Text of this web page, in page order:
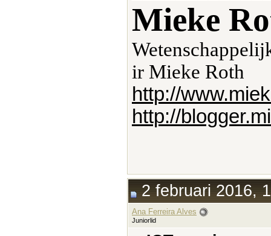
Mieke
ir Mieke Roth
http://
http://
2 februari 2016,
Ana Ferreira Alves
Juniorlid